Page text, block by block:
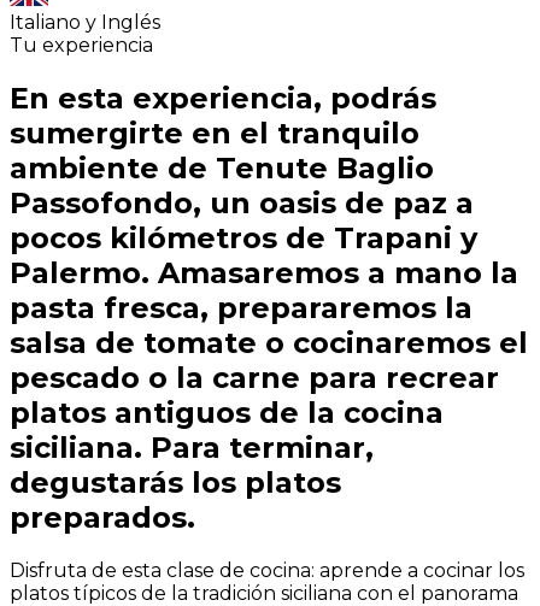
Italiano y Inglés
Tu experiencia
En esta experiencia, podrás
sumergirte en el tranquilo
ambiente de Tenute Baglio
Passofondo, un oasis de paz a
pocos kilómetros de Trapani y
Palermo. Amasaremos a mano la
pasta fresca, prepararemos la
salsa de tomate o cocinaremos el
pescado o la carne para recrear
platos antiguos de la cocina
siciliana. Para terminar,
degustarás los platos
preparados.
Disfruta de esta clase de cocina: aprende a cocinar los
platos típicos de la tradición siciliana con el panorama